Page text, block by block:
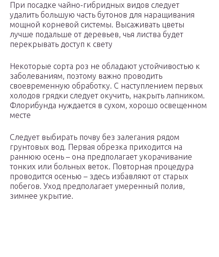
При посадке чайно-гибридных видов следует
удалить большую часть бутонов для наращивания
мощной корневой системы. Высаживать цветы
лучше подальше от деревьев, чья листва будет
перекрывать доступ к свету
Некоторые сорта роз не обладают устойчивостью к
заболеваниям, поэтому важно проводить
своевременную обработку. С наступлением первых
холодов грядки следует окучить, накрыть лапником.
Флорибунда нуждается в сухом, хорошо освещенном
месте
Следует выбирать почву без залегания рядом
грунтовых вод. Первая обрезка приходится на
раннюю осень – она предполагает укорачивание
тонких или больных веток. Повторная процедура
проводится осенью – здесь избавляют от старых
побегов. Уход предполагает умеренный полив,
зимнее укрытие.